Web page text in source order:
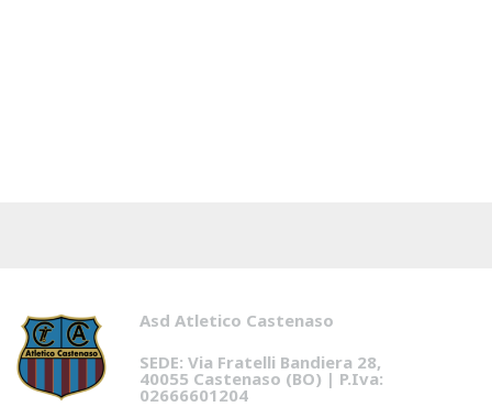
Asd Atletico Castenaso
SEDE: Via Fratelli Bandiera 28,
40055 Castenaso (BO) | P.Iva:
02666601204